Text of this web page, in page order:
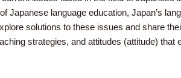
Japanese language education, Japan’s
solutions to these issues and share
strategies, and attitudes (attitude)